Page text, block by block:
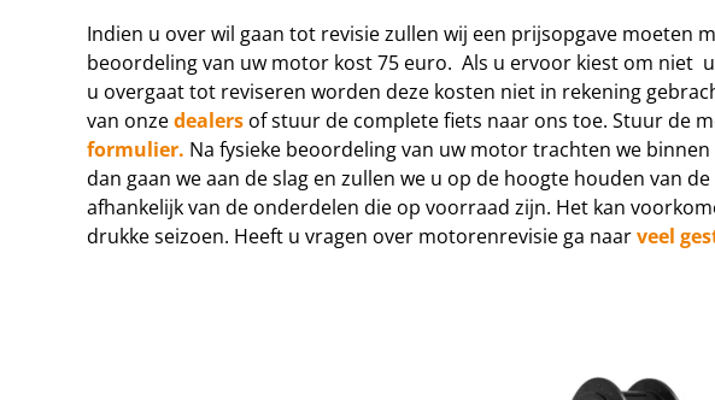
Indien u over wil gaan tot revisie zullen wij een prijsopgave moeten
beoordeling van uw motor kost 75 euro. Als u ervoor kiest om niet
u overgaat tot reviseren worden deze kosten niet in rekening
van onzedealers of stuur de complete fiets naar ons toe. Stuur de
formulier. Na fysieke beoordeling van uw motor trachten we
dan gaan we aan de slag en zullen we u op de hoogte houden van
afhankelijk van de onderdelen die op voorraad zijn. Het kan
drukke seizoen. Heeft u vragen over motorenrevisie ga naarveel